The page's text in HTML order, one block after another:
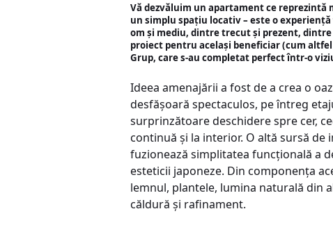
Vă dezvăluim un apartament ce reprezintă
un simplu spațiu locativ – este o
om și mediu, dintre trecut și prezent,
proiect pentru același beneficiar (cum
Grup, care s-au completat perfect într-o
Ideea amenajării a fost de a crea o
desfășoară spectaculos, pe întreg
surprinzătoare deschidere spre cer,
continuă și la interior. O altă sursă
fuzionează simplitatea funcțională a
esteticii japoneze. Din componența
lemnul, plantele, lumina naturală din
căldură și rafinament.